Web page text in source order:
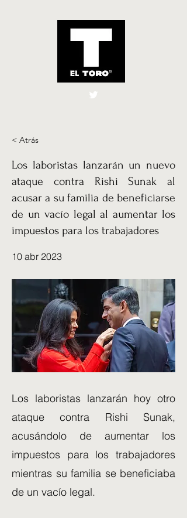
El Toro España
< Atrás
Los laboristas lanzarán un nuevo
ataque contra Rishi Sunak al
acusar a su familia de beneficiarse
de un vacío legal al aumentar los
impuestos para los trabajadores
10 abr 2023
Los laboristas lanzarán hoy otro
ataque contra Rishi Sunak,
acusándolo de aumentar los
impuestos para los trabajadores
mientras su familia se beneficiaba
de un vacío legal.